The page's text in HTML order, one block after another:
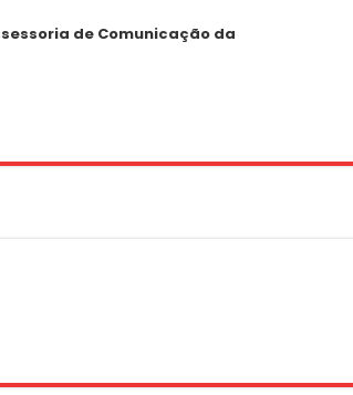
de Comunicação da